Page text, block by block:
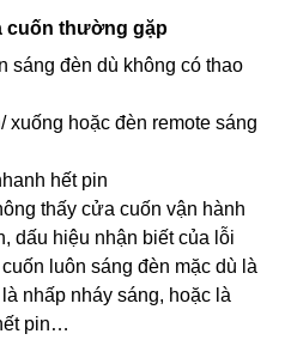
cuốn thường gặp
sáng đèn dù không có thao
hoặc đèn remote sáng
hết pin
thấy cửa cuốn vận hành
dấu hiệu nhận biết của lỗi
luôn sáng đèn mặc dù là
nhấp nháy sáng, hoặc là
pin…